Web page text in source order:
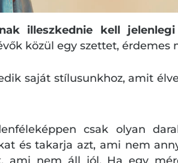
illeszkednie kell
közül egy szettet,
saját stílusunkhoz, amit
csak olyan
és takarja azt, ami nem